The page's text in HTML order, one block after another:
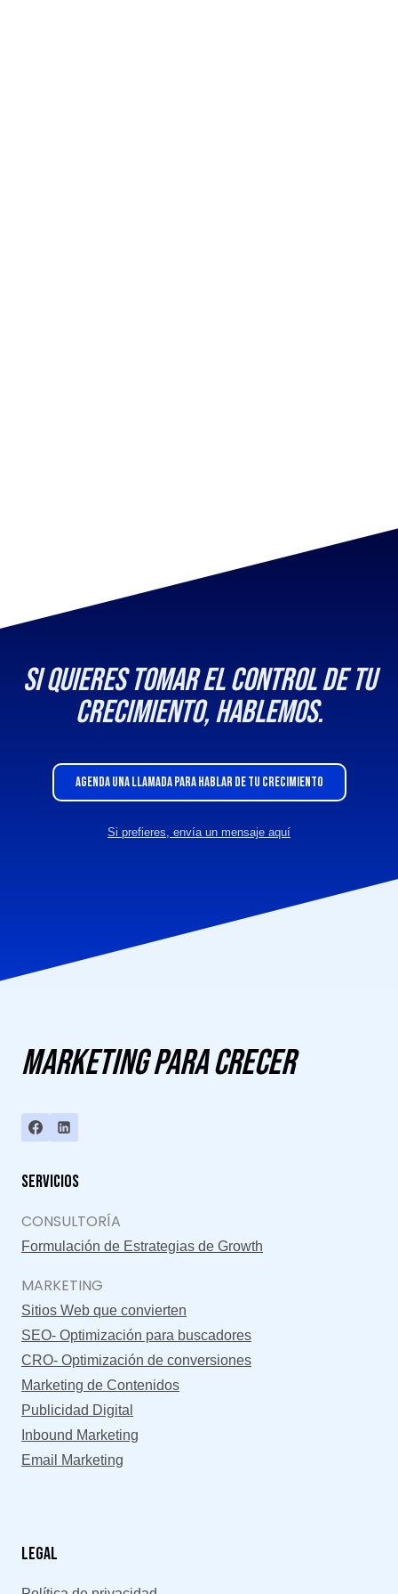
Si quieres tomar el control de tu
crecimiento, hablemos.
AGENDA UNA LLAMADA PARA HABLAR DE TU CRECIMIENTO
Si prefieres, envía un mensaje aquí
Marketing para crecer
Servicios
CONSULTORÍA
Formulación de Estrategias de Growth
MARKETING
Sitios Web que convierten
SEO- Optimización para buscadores
CRO- Optimización de conversiones
Marketing de Contenidos
Publicidad Digital
Inbound Marketing
Email Marketing
Legal